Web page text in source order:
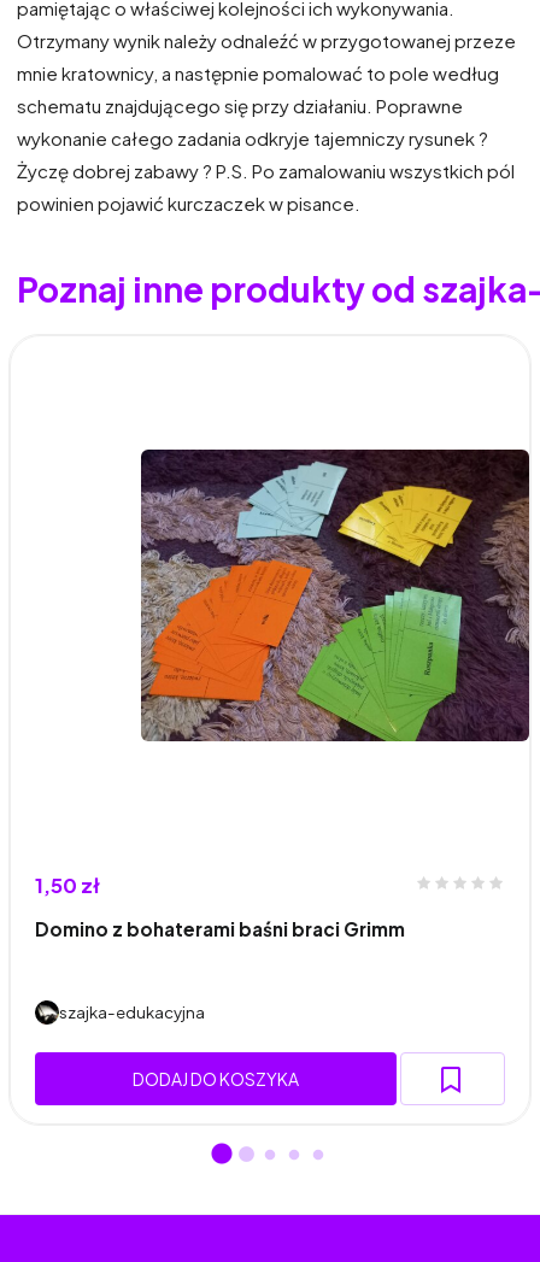
pamiętając o właściwej kolejności ich wykonywania.
Otrzymany wynik należy odnaleźć w przygotowanej przeze
mnie kratownicy, a następnie pomalować to pole według
schematu znajdującego się przy działaniu. Poprawne
wykonanie całego zadania odkryje tajemniczy rysunek ?
Życzę dobrej zabawy ? P.S. Po zamalowaniu wszystkich pól
powinien pojawić kurczaczek w pisance.
Poznaj inne produkty od
1,50 zł
Domino z bohaterami baśni braci Grimm
szajka-edukacyjna
DODAJ DO KOSZYKA